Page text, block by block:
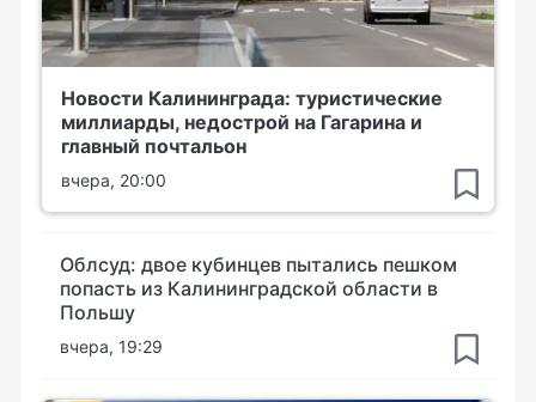
Новости Калининграда: туристические
миллиарды, недострой на Гагарина и
главный почтальон
вчера, 20:00
Облсуд: двое кубинцев пытались пешком
попасть из Калининградской области в
Польшу
вчера, 19:29